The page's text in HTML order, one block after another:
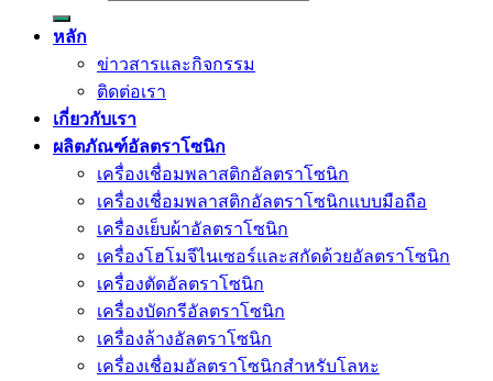
หลัก
ข่าวสารและกิจกรรม
ติดต่อเรา
เกี่ยวกับเรา
ผลิตภัณฑ์อัลตราโซนิก
เครื่องเชื่อมพลาสติกอัลตราโซนิก
เครื่องเชื่อมพลาสติกอัลตราโซนิกแบบมือถือ
เครื่องเย็บผ้าอัลตราโซนิก
เครื่องโฮโมจีไนเซอร์และสกัดด้วยอัลตราโซนิก
เครื่องตัดอัลตราโซนิก
เครื่องบัดกรีอัลตราโซนิก
เครื่องล้างอัลตราโซนิก
เครื่องเชื่อมอัลตราโซนิกสำหรับโลหะ